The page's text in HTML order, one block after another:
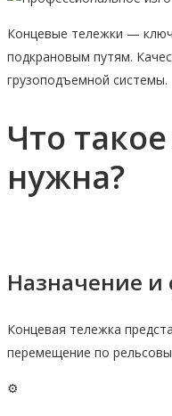
Концевые тележки —
подкрановым путям.
грузоподъемной системы.
Что
нужна?
Назначение и
Концевая тележка
перемещение по
⚙️